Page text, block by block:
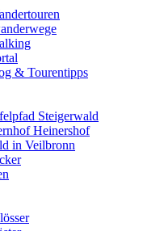
& Tourentipps
Steigerwald
Heinershof
in Veilbronn